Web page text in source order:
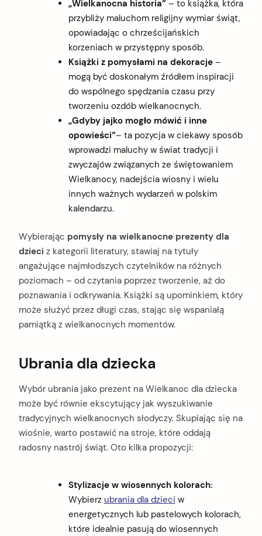
„Wielkanocna historia”– to książka, która
przybliży maluchom religijny wymiar świąt,
opowiadając o chrześcijańskich
korzeniach w przystępny sposób.
Książki z pomysłami na dekoracje–
mogą być doskonałym źródłem inspiracji
do wspólnego spędzania czasu przy
tworzeniu ozdób wielkanocnych.
„Gdyby jajko mogło mówić i inne
opowieści”– ta pozycja w ciekawy sposób
wprowadzi maluchy w świat tradycji i
zwyczajów związanych ze świętowaniem
Wielkanocy, nadejścia wiosny i wielu
innych ważnych wydarzeń w polskim
kalendarzu.
Wybierając pomysły na wielkanocne prezenty dla
dzieci z kategorii literatury, stawiaj na tytuły
angażujące najmłodszych czytelników na różnych
poziomach – od czytania poprzez tworzenie, aż do
poznawania i odkrywania. Książki są upominkiem, który
może służyć przez długi czas, stając się wspaniałą
pamiątką z wielkanocnych momentów.
Ubrania dla dziecka
Wybór ubrania jako prezent na Wielkanoc dla dziecka
może być równie ekscytujący jak wyszukiwanie
tradycyjnych wielkanocnych słodyczy. Skupiając się na
wiośnie, warto postawić na stroje, które oddają
radosny nastrój świąt. Oto kilka propozycji:
Stylizacje w wiosennych kolorach:
Wybierz ubrania dla dzieci w
energetycznych lub pastelowych kolorach,
które idealnie pasują do wiosennych